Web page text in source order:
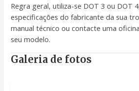
Regra geral, utiliza-se DOT 3 ou DOT
especificações do fabricante da sua
manual técnico ou contacte uma
seu modelo.
Galeria de fotos